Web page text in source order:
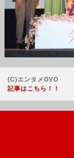
(C)エンタメOVO
記事はこちら！！